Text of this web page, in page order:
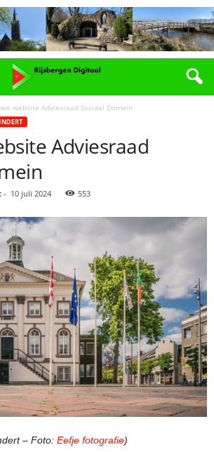
website Adviesraad Sociaal Domein
Adviesraad
- 10 juli 2024 553
– Foto: Eefje fotografie)